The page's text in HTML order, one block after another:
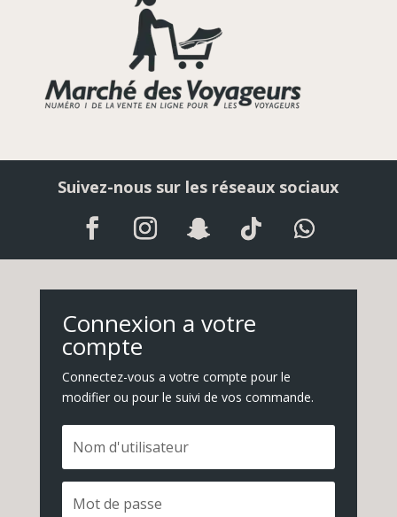
Suivez-nous sur les réseaux sociaux
Connexion a votre
compte
Connectez-vous a votre compte pour le
modifier ou pour le suivi de vos commande.